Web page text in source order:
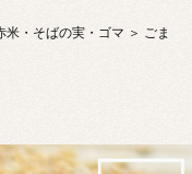
・そばの実・ゴマ ＞ ごま